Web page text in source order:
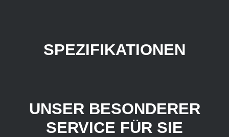
SPEZIFIKATIONEN
UNSER BESONDERER
SERVICE FÜR SIE